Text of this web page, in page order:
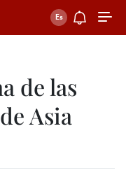
de las
Asia